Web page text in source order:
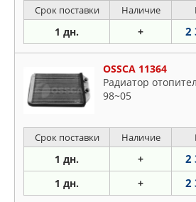
Срок поставки Наличие
1 дн. + 2
OSSCA 11364
Радиатор
98~05
Срок поставки Наличие
1 дн. + 2
1 дн. + 2